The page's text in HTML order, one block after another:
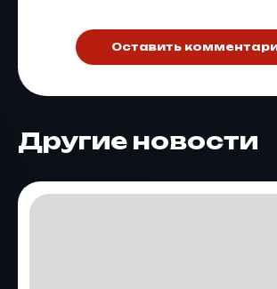
Оставить
Другие новости